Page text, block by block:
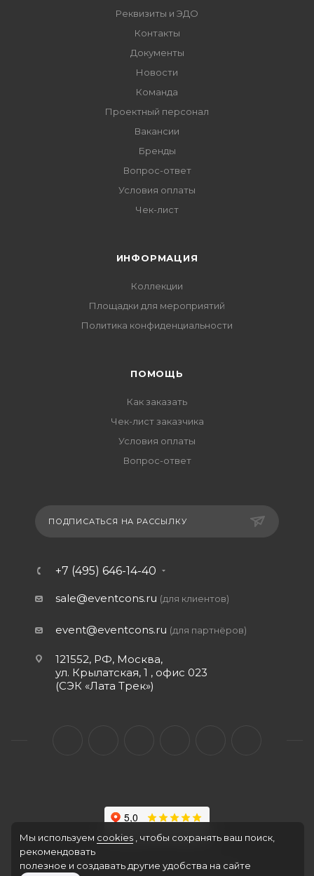
Реквизиты и ЭДО
Контакты
Документы
Новости
Команда
Проектный персонал
Вакансии
Бренды
Вопрос-ответ
Условия оплаты
Чек-лист
ИНФОРМАЦИЯ
Коллекции
Площадки для мероприятий
Политика конфиденциальности
ПОМОЩЬ
Как заказать
Чек-лист заказчика
Условия оплаты
Вопрос-ответ
ПОДПИСАТЬСЯ НА РАССЫЛКУ
+7 (495) 646-14-40
sale@eventcons.ru (для клиентов)
event@eventcons.ru (для партнёров)
121552, РФ, Москва,
ул. Крылатская, 1 , офис 023
(СЭК «Лата Трек»)
2010-2026 © Event Consulting Service
Мы используем cookies , чтобы сохранять ваш поиск,
рекомендовать
полезное и создавать другие удобства на сайте